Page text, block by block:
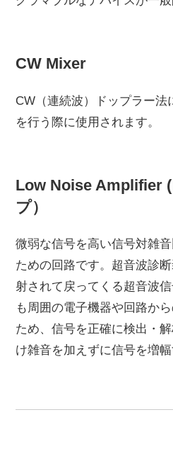
CW Mixer
CW（連続波）ドップラー法
を行う際に使用されます。
Low Noise Amplifier
プ）
微弱な信号を高い信号対雑
ための回路です。超音波診
射されて戻ってくる超音波
も周囲の電子機器や回路か
ため、信号を正確に検出・
け雑音を加えずに信号を増